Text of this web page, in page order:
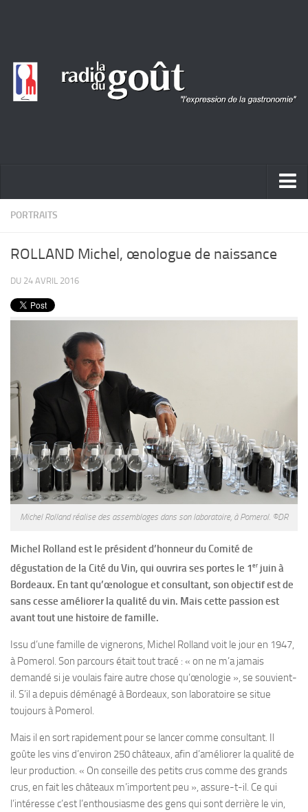
ACTUALITÉ
PRODUITS
Entrées
Plats
PORTRAITS
ROLLAND Michel, œnologue de naissance
DU 24 AVRIL 2016
Michel Rolland réalise des assemblages dans son laboratoire, à Pomerol. ©DR
Michel Rolland est le président d’honneur du Comité de
dégustationde la Cité du Vin, qui ouvrira ses portes le 1er juin à
Bordeaux. En tant qu’œnologue et consultant, son objectif est de
sans cesse améliorer la qualité du vin. Mais cette passion est
avant tout une histoire de famille.
Issu d’une famille de vignerons, Michel Rolland voit le jour en 1947,
à Pomerol. Son parcours était tout tracé : « on ne m’a jamais
demandé si je voulais faire autre chose qu’œnologie », se souvient-
il. S’il a depuis déménagé à Bordeaux, son laboratoire se situe
toujours à Pomerol.
Mais il en sort rapidement pour se lancer comme consultant. Il
goûte les vins d’environ 250 châteaux, afin d’améliorer la qualité de
leur production. « On conseille des petits crus comme des grands
crus, en fait les châteaux m’importent peu », assure-t-il. Ce qui
l’intéresse c’est l’enthousiasme des gens qui sont derrière le vin,